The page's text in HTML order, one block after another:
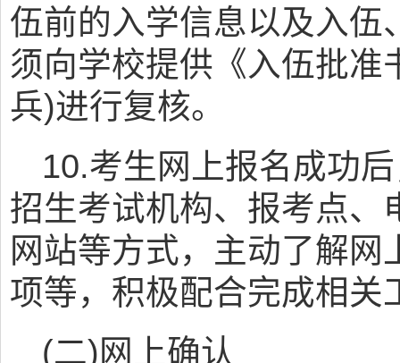
伍前的入学信息以及入伍
须向学校提供《入伍批
兵)进行复核。
10.考生网上报名成功
招生考试机构、报考点、
网站等方式，主动了解
项等，积极配合完成相关
(二)网上确认